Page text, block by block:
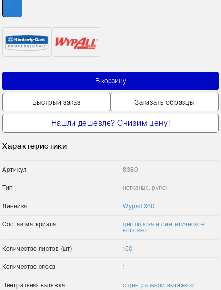
В корзину
Быстрый заказ Заказать образцы
Нашли дешевле? Снизим цену!
Характеристики
Артикул 8380
Тип нетканые, рулон
Линейка Wypall Х60
Состав материала
целлюлоза и синтетическое
волокно
Количество листов (шт) 150
Количество слоев 1
Центральная вытяжка с центральной вытяжкой